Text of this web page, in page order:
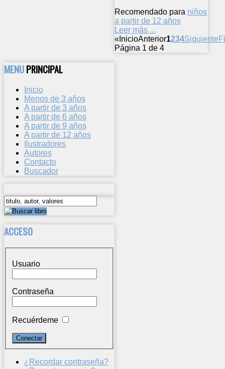
Recomendado para niños
a partir de 12 años
Leer más ...
« InicioAnterior1234Siguiente
Página 1 de 4
MENUPRINCIPAL
Inicio
Menos de 3 años
A partir de 3 años
A partir de 6 años
A partir de 9 años
A partir de 12 años
Ilustradores
Autores
Contacto
Buscador
ACCESO
Usuario
Contraseña
Recuérdeme
¿Recordar contraseña?